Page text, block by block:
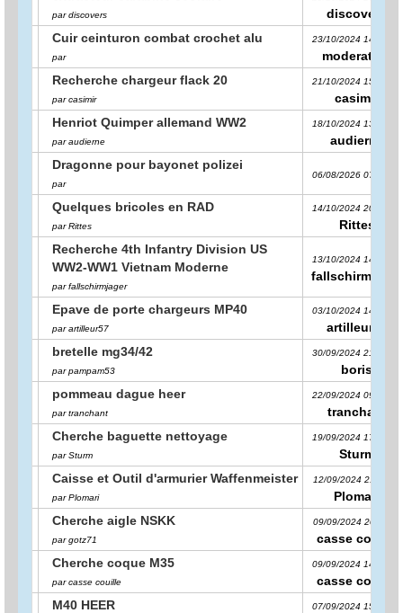
par discovers
discovers
Cuir ceinturon combat crochet alu
par
23/10/2024 14:41:23
moderateur
Recherche chargeur flack 20
par casimir
21/10/2024 15:00:49
casimir
Henriot Quimper allemand WW2
par audierne
18/10/2024 13:28:52
audierne
Dragonne pour bayonet polizei
par
06/08/2026 07:49:54
Quelques bricoles en RAD
par Rittes
14/10/2024 20:48:21
Rittes
Recherche 4th Infantry Division US
WW2-WW1 Vietnam Moderne
par fallschirmjager
13/10/2024 14:31:36
fallschirmjager
Epave de porte chargeurs MP40
par artilleur57
03/10/2024 14:13:16
artilleur57
bretelle mg34/42
par pampam53
30/09/2024 21:37:15
boris
pommeau dague heer
par tranchant
22/09/2024 09:24:55
tranchant
Cherche baguette nettoyage
par Sturm
19/09/2024 17:38:09
Sturm
Caisse et Outil d'armurier Waffenmeister
par Plomari
12/09/2024 21:11:40
Plomari
Cherche aigle NSKK
par gotz71
09/09/2024 20:40:11
casse couille
Cherche coque M35
par casse couille
09/09/2024 14:02:05
casse couille
M40 HEER
07/09/2024 15:12:29